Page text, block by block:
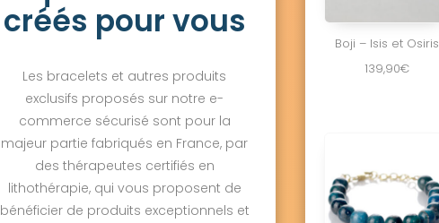
créés pour vous
Les bracelets et autres produits
exclusifs proposés sur notre e-
commerce sécurisé sont pour la
majeur partie fabriqués en France, par
des thérapeutes certifiés en
lithothérapie, qui vous proposent de
bénéficier de produits exceptionnels et
Boji – Isis et Osiris
139,90€